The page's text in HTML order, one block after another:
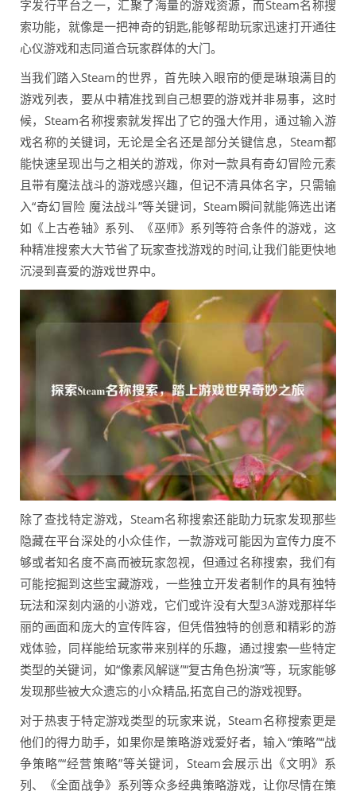
字发行平台之一，汇聚了海量的游戏资源，而Steam名称搜
索功能，就像是一把神奇的钥匙,能够帮助玩家迅速打开通往
心仪游戏和志同道合玩家群体的大门。
当我们踏入Steam的世界，首先映入眼帘的便是琳琅满目的
游戏列表，要从中精准找到自己想要的游戏并非易事，这时
候，Steam名称搜索就发挥出了它的强大作用，通过输入游
戏名称的关键词，无论是全名还是部分关键信息，Steam都
能快速呈现出与之相关的游戏，你对一款具有奇幻冒险元素
且带有魔法战斗的游戏感兴趣，但记不清具体名字，只需输
入“奇幻冒险 魔法战斗”等关键词，Steam瞬间就能筛选出诸
如《上古卷轴》系列、《巫师》系列等符合条件的游戏，这
种精准搜索大大节省了玩家查找游戏的时间,让我们能更快地
沉浸到喜爱的游戏世界中。
除了查找特定游戏，Steam名称搜索还能助力玩家发现那些
隐藏在平台深处的小众佳作，一款游戏可能因为宣传力度不
够或者知名度不高而被玩家忽视，但通过名称搜索，我们有
可能挖掘到这些宝藏游戏，一些独立开发者制作的具有独特
玩法和深刻内涵的小游戏，它们或许没有大型3A游戏那样华
丽的画面和庞大的宣传阵容，但凭借独特的创意和精彩的游
戏体验，同样能给玩家带来别样的乐趣，通过搜索一些特定
类型的关键词，如“像素风解谜”“复古角色扮演”等，玩家能够
发现那些被大众遗忘的小众精品,拓宽自己的游戏视野。
对于热衷于特定游戏类型的玩家来说，Steam名称搜索更是
他们的得力助手，如果你是策略游戏爱好者，输入“策略”“战
争策略”“经营策略”等关键词，Steam会展示出《文明》系
列、《全面战争》系列等众多经典策略游戏，让你尽情在策